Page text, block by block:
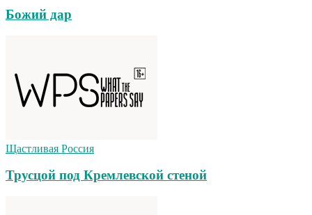
Божий дар
Щастливая Россия
Трусцой под Кремлевской стеной